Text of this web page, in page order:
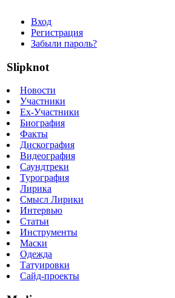
Вход
Регистрация
Забыли пароль?
Slipknot
Новости
Участники
Ex-Участники
Биография
Факты
Дискография
Видеография
Саундтреки
Турография
Лирика
Смысл Лирики
Интервью
Статьи
Инструменты
Маски
Одежда
Татуировки
Сайд-проекты